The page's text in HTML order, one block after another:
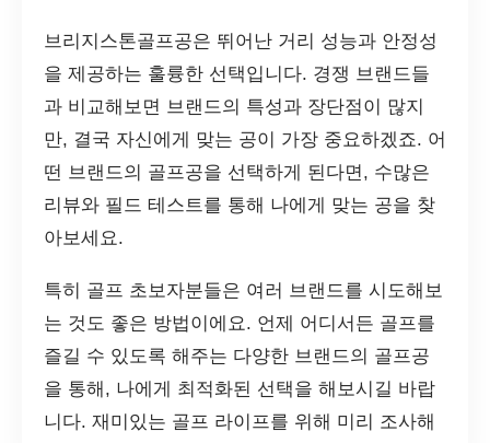
브리지스톤골프공은 뛰어난 거리 성능과 안정성
을 제공하는 훌륭한 선택입니다. 경쟁 브랜드들
과 비교해보면 브랜드의 특성과 장단점이 많지
만, 결국 자신에게 맞는 공이 가장 중요하겠죠. 어
떤 브랜드의 골프공을 선택하게 된다면, 수많은
리뷰와 필드 테스트를 통해 나에게 맞는 공을 찾
아보세요.
특히 골프 초보자분들은 여러 브랜드를 시도해보
는 것도 좋은 방법이에요. 언제 어디서든 골프를
즐길 수 있도록 해주는 다양한 브랜드의 골프공
을 통해, 나에게 최적화된 선택을 해보시길 바랍
니다. 재미있는 골프 라이프를 위해 미리 조사해